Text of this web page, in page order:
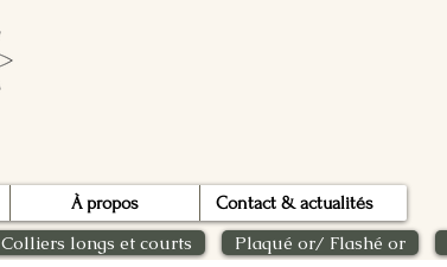
À propos Contact & actualités
Colliers longs et courts Plaqué or/ Flashé or